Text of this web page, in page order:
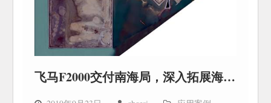
飞马F2000交付南海局，深入拓展海域监管应用